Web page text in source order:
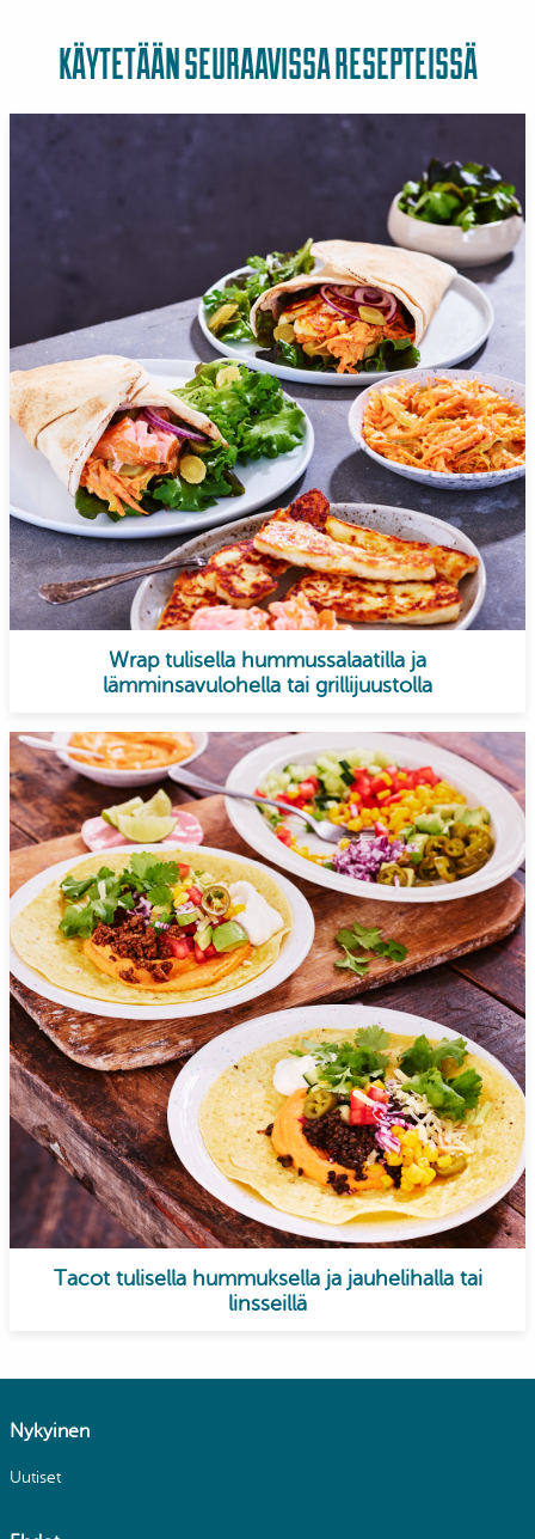
KÄYTETÄÄN SEURAAVISSA RESEPTEISSÄ
Wrap tulisella hummussalaatilla ja
lämminsavulohella tai grillijuustolla
Tacot tulisella hummuksella ja jauhelihalla tai
linsseillä
Nykyinen
Uutiset